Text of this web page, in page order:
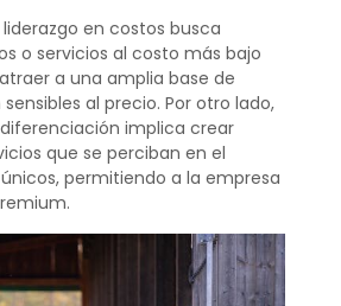
en costos busca
o servicios al costo más bajo
a una amplia base de
al precio. Por otro lado,
implica crear
que se perciban en el
permitiendo a la empresa